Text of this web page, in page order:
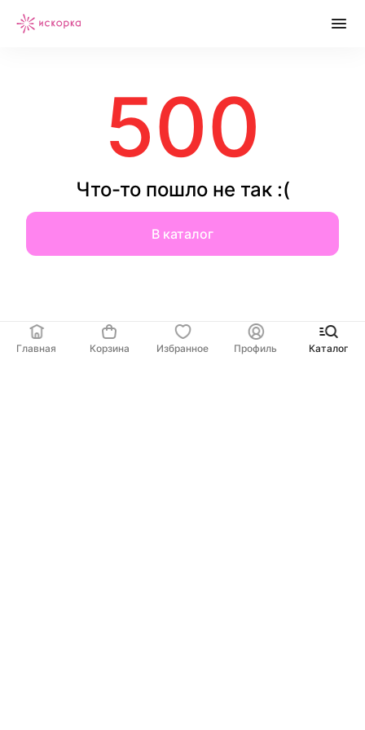
500
Что-то пошло не так :(
В каталог
Главная Корзина Избранное Профиль Каталог